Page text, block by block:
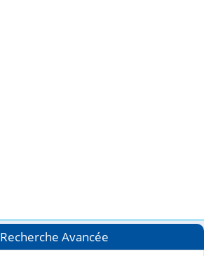
Recherche Avancée